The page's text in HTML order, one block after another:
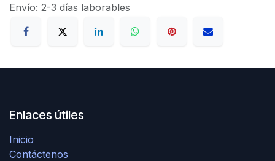
Envío: 2-3 días laborables
Enlaces útiles
Inicio
Contáctenos